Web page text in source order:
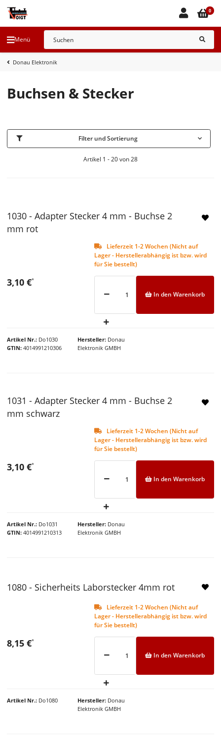
Menü
0
Donau Elektronik
Buchsen & Stecker
Filter und Sortierung
Artikel 1 - 20 von 28
NEU
1030 - Adapter Stecker 4 mm - Buchse 2
mm rot
Lieferzeit 1-2 Wochen (Nicht auf
Lager - Herstellerabhängig ist bzw. wird
für Sie bestellt)
Artikel Nr. Do1030
GTIN 4014991210306
Hersteller Donau
Elektronik GMBH
3,10 €*
In den Warenkorb
NEU
1031 - Adapter Stecker 4 mm - Buchse 2
mm schwarz
Lieferzeit 1-2 Wochen (Nicht auf
Lager - Herstellerabhängig ist bzw. wird
für Sie bestellt)
Artikel Nr. Do1031
GTIN 4014991210313
Hersteller Donau
Elektronik GMBH
3,10 €*
In den Warenkorb
NEU
1080 - Sicherheits Laborstecker 4mm rot
Lieferzeit 1-2 Wochen (Nicht auf
Lager - Herstellerabhängig ist bzw. wird
für Sie bestellt)
Artikel Nr. Do1080 Hersteller Donau
Elektronik GMBH
8,15 €*
In den Warenkorb